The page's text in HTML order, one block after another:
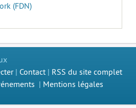
(FDN)
| Contact | RSS du site complet
| Mentions légales